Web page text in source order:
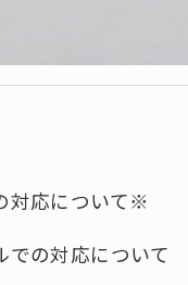
対応について※
の対応について